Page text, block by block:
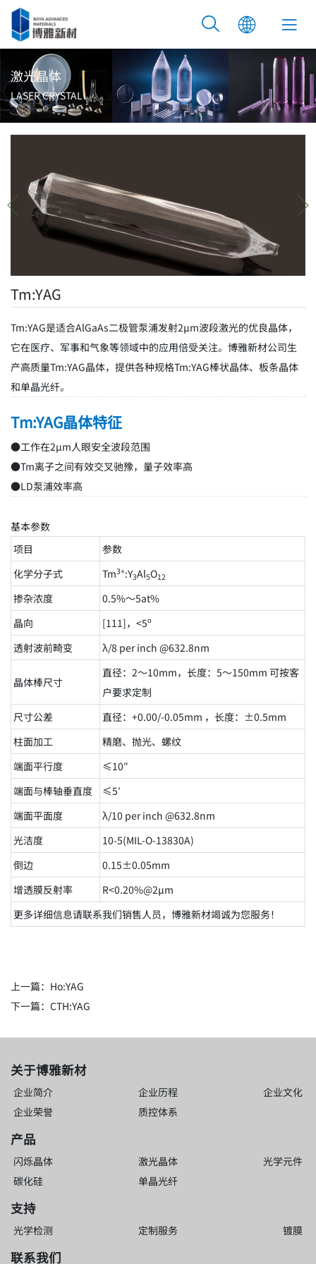
激光晶体
LASER CRYSTAL
Tm:YAG
Tm:YAG是适合AlGaAs二极管泵浦发射2μm波段激光的优良晶体，
它在医疗、军事和气象等领域中的应用倍受关注。博雅新材公司生
产高质量Tm:YAG晶体，提供各种规格Tm:YAG棒状晶体、板条晶体
和单晶光纤。
Tm:YAG晶体特征
●工作在2μm人眼安全波段范围
●Tm离子之间有效交叉驰豫，量子效率高
●LD泵浦效率高
基本参数
项目
参数
化学分子式
Tm3+:Y3Al5O12
掺杂浓度
0.5%～5at%
晶向
[111]，<5º
透射波前畸变
λ/8 per inch @632.8nm
晶体棒尺寸
直径：2～10mm，长度：5～150mm 可按客
户要求定制
尺寸公差
直径：+0.00/-0.05mm ，长度：±0.5mm
柱面加工
精磨、抛光、螺纹
端面平行度
≤10″
端面与棒轴垂直度
≤5′
端面平面度
λ/10 per inch @632.8nm
光洁度
10-5(MIL-O-13830A)
倒边
0.15±0.05mm
增透膜反射率
R<0.20%@2μm
更多详细信息请联系我们销售人员，博雅新材竭诚为您服务！
上一篇： Ho:YAG
下一篇： CTH:YAG
关于博雅新材
企业简介 企业历程
企业文化
企业荣誉
质控体系
产品
闪烁晶体 激光晶体
光学元件
碳化硅
单晶光纤
支持
光学检测 定制服务 镀膜
联系我们